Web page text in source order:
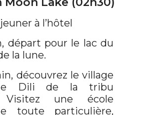
à l’hôtel
départ pour le lac du
la lune.
découvrez le village
Dili de la tribu
Visitez une école
toute particulière,